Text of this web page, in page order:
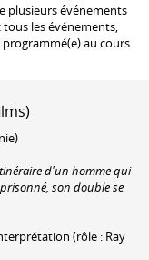
plusieurs événements
tous les événements,
au cours
d'un homme qui
son double se
(rôle : Ray